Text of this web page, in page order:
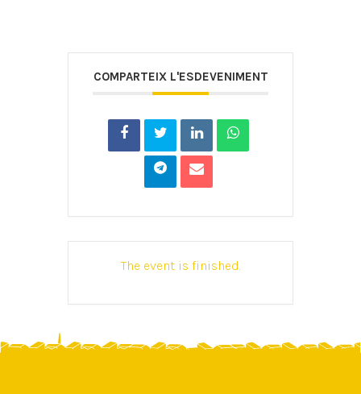
COMPARTEIX L'ESDEVENIMENT
The event is finished.